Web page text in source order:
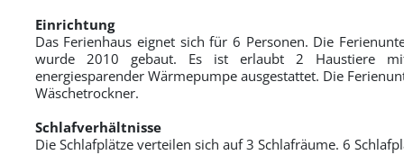
Einrichtung
Das Ferienhaus eignet sich für 6 Personen. Die
wurde 2010 gebaut. Es ist erlaubt 2 Haustiere
energiesparender Wärmepumpe ausgestattet. Die
Wäschetrockner.
Schlafverhältnisse
Die Schlafplätze verteilen sich auf 3 Schlafräume. 6